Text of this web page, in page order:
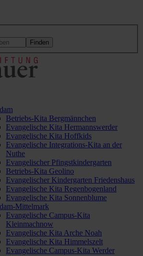
Betriebs-Kita Bergmännchen
Evangelische Kita Hermannswerder
Evangelische Kita Hoffkids
Evangelische Integrations-Kita an der
Nuthe
Evangelischer Pfingstkindergarten
Betriebs-Kita Geolino
Evangelischer Kindergarten Friedenshaus
Evangelische Kita Regenbogenland
Evangelische Kita Sonnenblume
Mittelmark
Evangelische Campus-Kita
Kleinmachnow
Evangelische Kita Arche Noah
Evangelische Kita Himmelszelt
Evangelische Campus-Kita Werder